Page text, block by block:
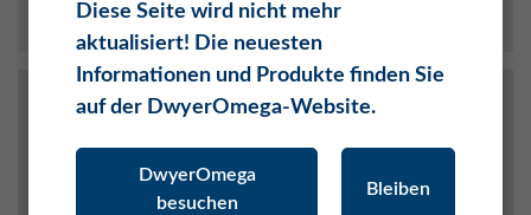
DATENSCHUTZERKLÄRUNG
Diese Seite wird nicht mehr
aktualisiert! Die neuesten
Informationen und Produkte finden Sie
auf der DwyerOmega-Website.
DwyerOmega
besuchen
Bleiben